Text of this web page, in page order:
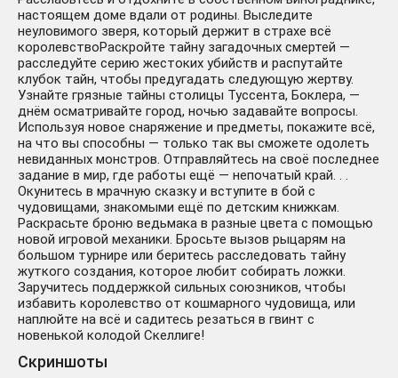
настоящем доме вдали от родины. Выследите
неуловимого зверя, который держит в страхе всё
королевствоРаскройте тайну загадочных смертей —
расследуйте серию жестоких убийств и распутайте
клубок тайн, чтобы предугадать следующую жертву.
Узнайте грязные тайны столицы Туссента, Боклера, —
днём осматривайте город, ночью задавайте вопросы.
Используя новое снаряжение и предметы, покажите всё,
на что вы способны — только так вы сможете одолеть
невиданных монстров. Отправляйтесь на своё последнее
задание в мир, где работы ещё — непочатый край. . .
Окунитесь в мрачную сказку и вступите в бой с
чудовищами, знакомыми ещё по детским книжкам.
Раскрасьте броню ведьмака в разные цвета с помощью
новой игровой механики. Бросьте вызов рыцарям на
большом турнире или беритесь расследовать тайну
жуткого создания, которое любит собирать ложки.
Заручитесь поддержкой сильных союзников, чтобы
избавить королевство от кошмарного чудовища, или
наплюйте на всё и садитесь резаться в гвинт с
новенькой колодой Скеллиге!
Скриншоты